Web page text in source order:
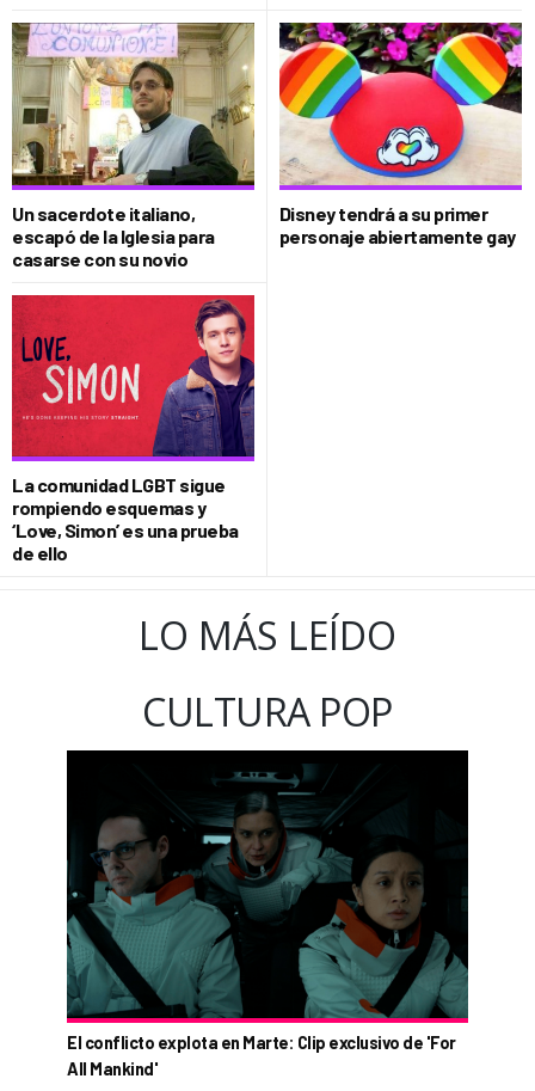
Un sacerdote italiano,
escapó de la Iglesia para
casarse con su novio
Disney tendrá a su primer
personaje abiertamente gay
La comunidad LGBT sigue
rompiendo esquemas y
‘Love, Simon’ es una prueba
de ello
LO MÁS LEÍDO
CULTURA POP
El conflicto explota en Marte: Clip exclusivo de 'For
All Mankind'